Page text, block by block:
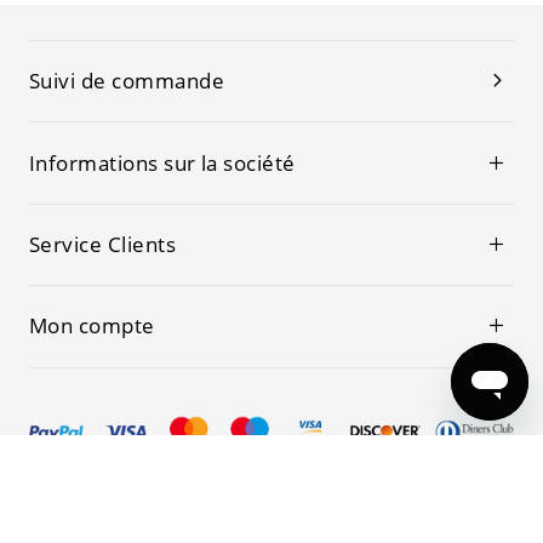
Suivi de commande
Informations sur la société
Service Clients
Mon compte